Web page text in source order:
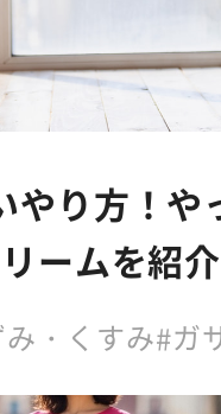
やり方！や
ームを紹介
・くすみ ガ